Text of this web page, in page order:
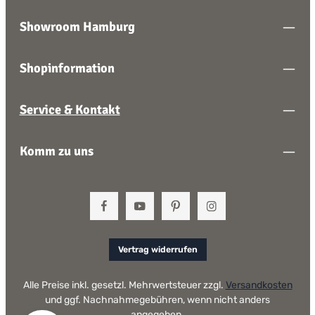
Showroom Hamburg
Shopinformation
Service & Kontakt
Komm zu uns
Vertrag widerrufen
Alle Preise inkl. gesetzl. Mehrwertsteuer zzgl. Versandkosten
und ggf. Nachnahmegebühren, wenn nicht anders